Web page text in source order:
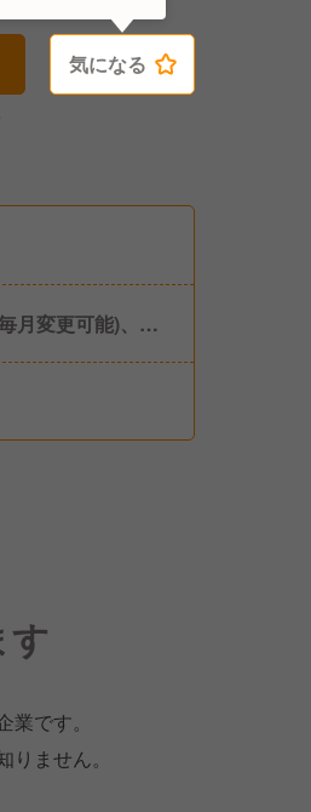
気になる
月変更可能)、有
す
です。
ません。
気になる